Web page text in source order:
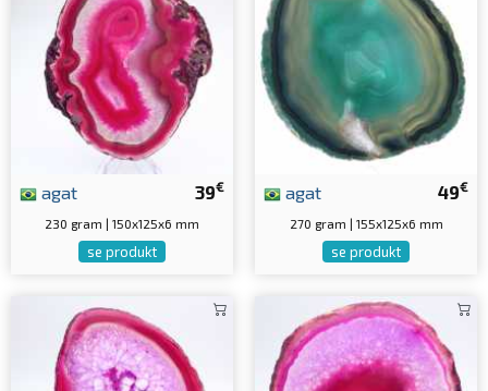
39€
agat
230 gram | 150x125x6 mm
se produkt
49€
agat
270 gram | 155x125x6 mm
se produkt